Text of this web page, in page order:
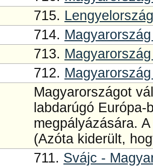
715.
714.
713.
712.
Magyarországot
labdarúgó
megpályázására.
(Azóta kiderült,
711. Svájc -